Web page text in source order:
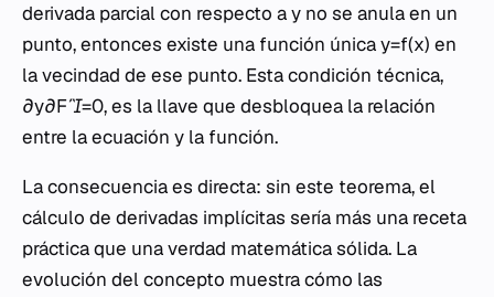
derivada parcial con respecto a y no se anula en un
punto, entonces existe una función única y=f(x) en
la vecindad de ese punto. Esta condición técnica,
∂y∂F​=0, es la llave que desbloquea la relación
entre la ecuación y la función.
La consecuencia es directa: sin este teorema, el
cálculo de derivadas implícitas sería más una receta
práctica que una verdad matemática sólida. La
evolución del concepto muestra cómo las